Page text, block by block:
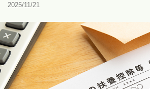
2025/11/21